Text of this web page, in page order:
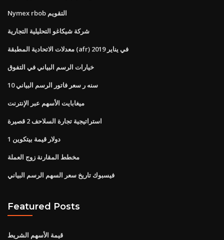
Nymex rbob التقويم
شركة شيكاغو التحليلية التجارية
معدلات الاتحادية المطبقة (afr) في يناير 2019
خيارات الرسم البياني في التفوق
10 سنه ر سعر فاتور الرسم البياني
ميغابايت الأسهم عبر الإنترنت
استراتيجية تجارة السلاحف 2 قصيرة
1 دولار قيمة بيتكوين
مخطط المقارنة زوج العملة
فيسبوك تاريخ سعر السهم الرسم البياني
Featured Posts
قيمة الأسهم الشريط